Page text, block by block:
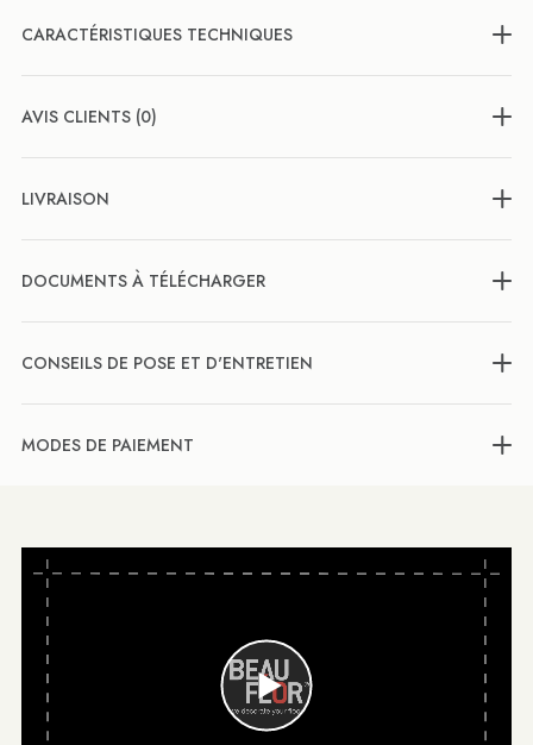
CARACTÉRISTIQUES TECHNIQUES
AVIS CLIENTS (0)
LIVRAISON
DOCUMENTS À TÉLÉCHARGER
CONSEILS DE POSE ET D'ENTRETIEN
MODES DE PAIEMENT